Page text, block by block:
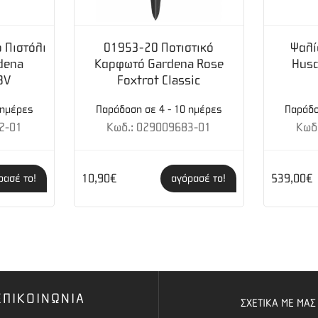
01
το!
01953-20 Ποτιστικό
Καρφωτό Gardena Rose
Foxtrot Classic
Παράδοση σε 4 - 10 ημέρες
Κωδ.: 029009683-01
10,90€ αγόρασέ το! 539,00€
ΣΧΕΤΙΚΑ ΜΕ ΜΑΣ